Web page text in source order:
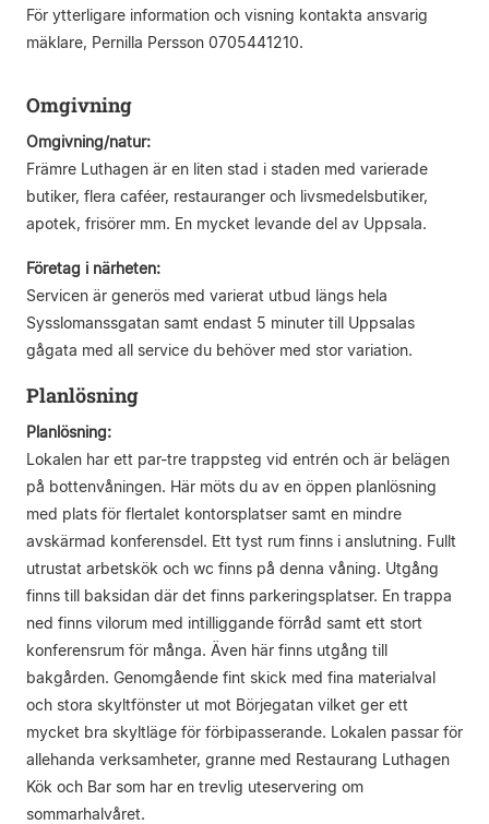
För ytterligare information och visning kontakta ansvarig
mäklare, Pernilla Persson 0705441210.
Omgivning
Omgivning/natur:
Främre Luthagen är en liten stad i staden med varierade
butiker, flera caféer, restauranger och livsmedelsbutiker,
apotek, frisörer mm. En mycket levande del av Uppsala.
Företag i närheten:
Servicen är generös med varierat utbud längs hela
Sysslomanssgatan samt endast 5 minuter till Uppsalas
gågata med all service du behöver med stor variation.
Planlösning
Planlösning:
Lokalen har ett par-tre trappsteg vid entrén och är belägen
på bottenvåningen. Här möts du av en öppen planlösning
med plats för flertalet kontorsplatser samt en mindre
avskärmad konferensdel. Ett tyst rum finns i anslutning. Fullt
utrustat arbetskök och wc finns på denna våning. Utgång
finns till baksidan där det finns parkeringsplatser. En trappa
ned finns vilorum med intilliggande förråd samt ett stort
konferensrum för många. Även här finns utgång till
bakgården. Genomgående fint skick med fina materialval
och stora skyltfönster ut mot Börjegatan vilket ger ett
mycket bra skyltläge för förbipasserande. Lokalen passar för
allehanda verksamheter, granne med Restaurang Luthagen
Kök och Bar som har en trevlig uteservering om
sommarhalvåret.